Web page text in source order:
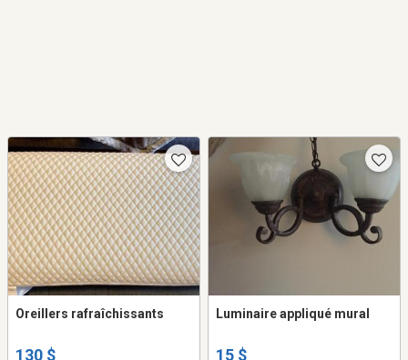
Oreillers rafraîchissants
130 $
Luminaire appliqué mural
15 $